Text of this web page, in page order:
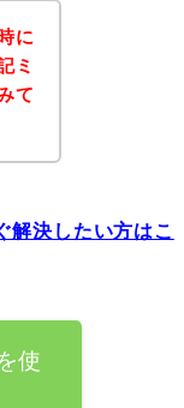
に
ミ
て
解決したい方はこ
使